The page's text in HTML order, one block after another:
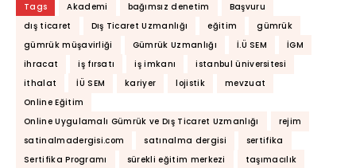
Tags Akademi bağımsız denetim
Başvuru
dış ticaret
Dış Ticaret Uzmanlığı eğitim
gümrük
gümrük müşavirliği
Gümrük Uzmanlığı İ.Ü SEM
İGM
ihracat
iş fırsatı iş imkanı
istanbul üniversitesi
ithalat
İÜ SEM kariyer lojistik
mevzuat
Online Eğitim
Online Uygulamalı Gümrük ve Dış Ticaret Uzmanlığı
rejim
satinalmadergisi.com
satınalma dergisi
sertifika
Sertifika Programı
sürekli eğitim merkezi
taşımacılık